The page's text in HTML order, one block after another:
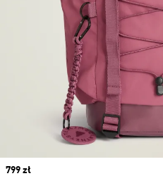
Price
799 zł